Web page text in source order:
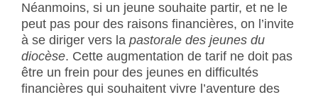
Néanmoins, si un jeune souhaite partir, et ne le
peut pas pour des raisons financières, on l’invite
à se diriger vers la pastorale des jeunes du
diocèse. Cette augmentation de tarif ne doit pas
être un frein pour des jeunes en difficultés
financières qui souhaitent vivre l’aventure des